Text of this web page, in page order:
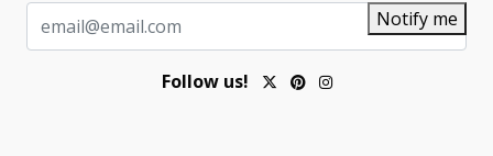
Notify me
Follow us!